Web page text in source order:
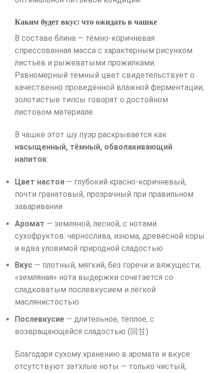
Каким будет вкус: что ожидать в чашке
В составе блина — тёмно-коричневая
спрессованная масса с характерным рисунком
листьев и рыжеватыми прожилками.
Равномерный тёмный цвет свидетельствует о
качественно проведённой влажной ферментации;
золотистые типсы говорят о достойном
листовом материале.
В чашке этот шу пуэр раскрывается как
насыщенный, тёмный, обволакивающий
напиток:
Цвет настоя — глубокий красно-коричневый,
почти гранатовый, прозрачный при правильном
заваривании
Аромат — земляной, лесной, с нотами
сухофруктов: чернослива, изюма, древесной коры
и едва уловимой природной сладостью
Вкус — плотный, мягкий, без горечи и вяжущести;
«земляная» нота выдержки сочетается со
сладковатым послевкусием и лёгкой
маслянистостью
Послевкусие — длительное, тёплое, с
возвращающейся сладостью (回甘)
Благодаря сухому хранению в аромате и вкусе
отсутствуют затхлые ноты — только чистый,